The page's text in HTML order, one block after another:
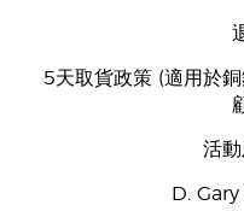
5天取貨政策 (適用於
活
D.